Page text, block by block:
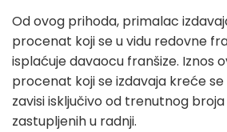
Od ovog prihoda, primalac
procenat koji se u vidu redovne
isplaćuje davaocu franšize. Iznos
procenat koji se izdavaja kreće se
zavisi isključivo od trenutnog
zastupljenih u radnji.